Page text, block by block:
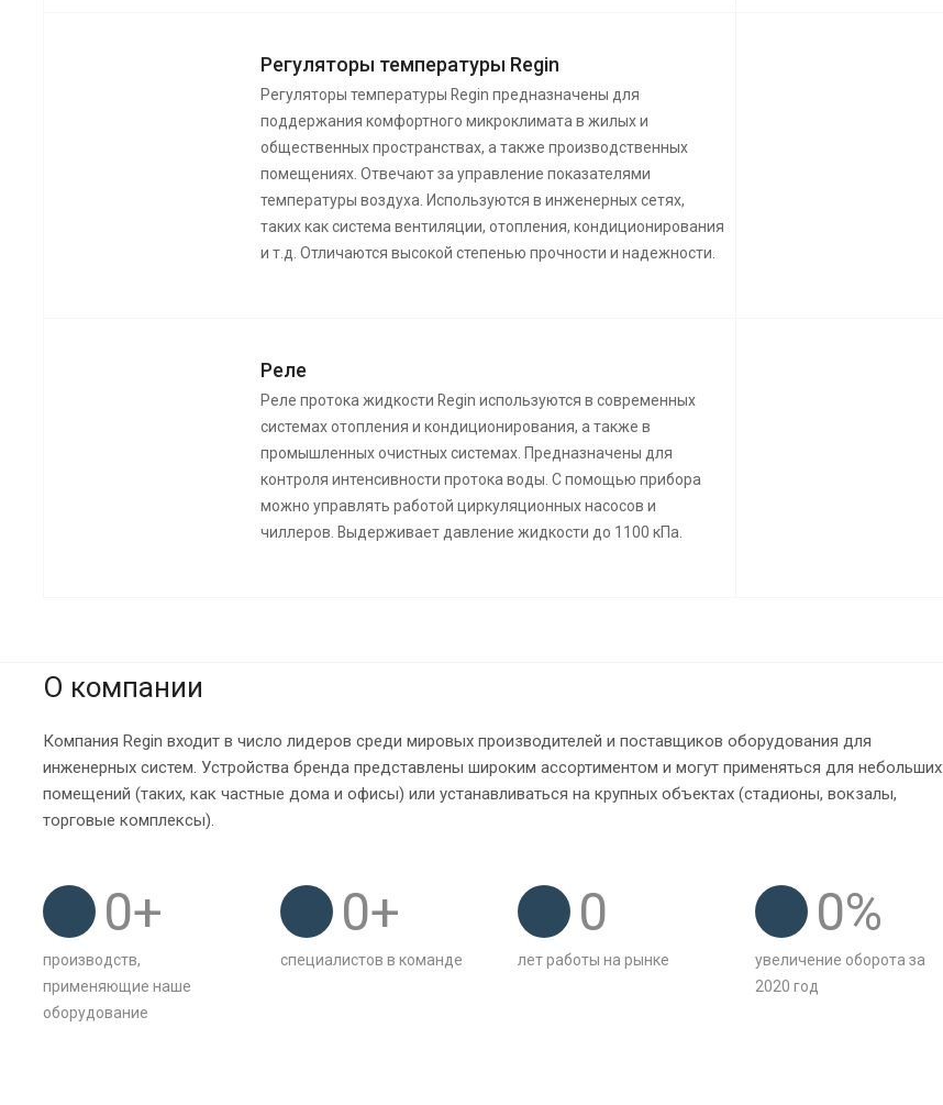
Регуляторы температуры Regin
Регуляторы температуры Regin предназначены для
поддержания комфортного микроклимата в жилых и
общественных пространствах, а также производственных
помещениях. Отвечают за управление показателями
температуры воздуха. Используются в инженерных сетях,
таких как система вентиляции, отопления, кондиционирования
и т.д. Отличаются высокой степенью прочности и надежности.
Реле
Реле протока жидкости Regin используются в современных
системах отопления и кондиционирования, а также в
промышленных очистных системах. Предназначены для
контроля интенсивности протока воды. С помощью прибора
можно управлять работой циркуляционных насосов и
чиллеров. Выдерживает давление жидкости до 1100 кПа.
О компании
Компания Regin входит в число лидеров среди мировых производителей и поставщиков оборудования для
инженерных систем. Устройства бренда представлены широким ассортиментом и могут применяться для небольших
помещений (таких, как частные дома и офисы) или устанавливаться на крупных объектах (стадионы, вокзалы,
торговые комплексы).
0+
производств,
применяющие наше
оборудование
0+
специалистов в команде
0
лет работы на рынке
0%
увеличение оборота за
2020 год